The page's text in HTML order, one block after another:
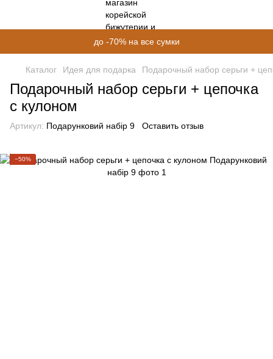
до -70% на все сумки
Каталог Идея для подарка Подарочный набор серьги +
Подарочный набор серьги + цепочка
с кулоном
Артикул: Подарунковий набір 9 Оставить отзыв
−50%